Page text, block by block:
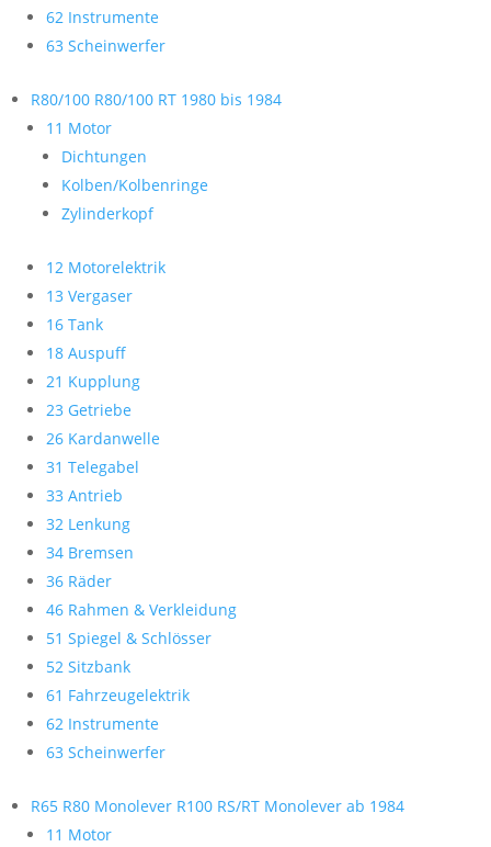
62 Instrumente
63 Scheinwerfer
R80/100 R80/100 RT 1980 bis 1984
11 Motor
Dichtungen
Kolben/Kolbenringe
Zylinderkopf
12 Motorelektrik
13 Vergaser
16 Tank
18 Auspuff
21 Kupplung
23 Getriebe
26 Kardanwelle
31 Telegabel
33 Antrieb
32 Lenkung
34 Bremsen
36 Räder
46 Rahmen & Verkleidung
51 Spiegel & Schlösser
52 Sitzbank
61 Fahrzeugelektrik
62 Instrumente
63 Scheinwerfer
R65 R80 Monolever R100 RS/RT Monolever ab 1984
11 Motor